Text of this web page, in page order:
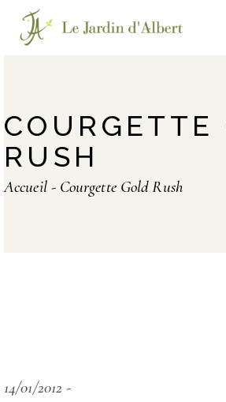
COURGETTE
RUSH
Accueil Courgette Gold Rush
14/01/2012